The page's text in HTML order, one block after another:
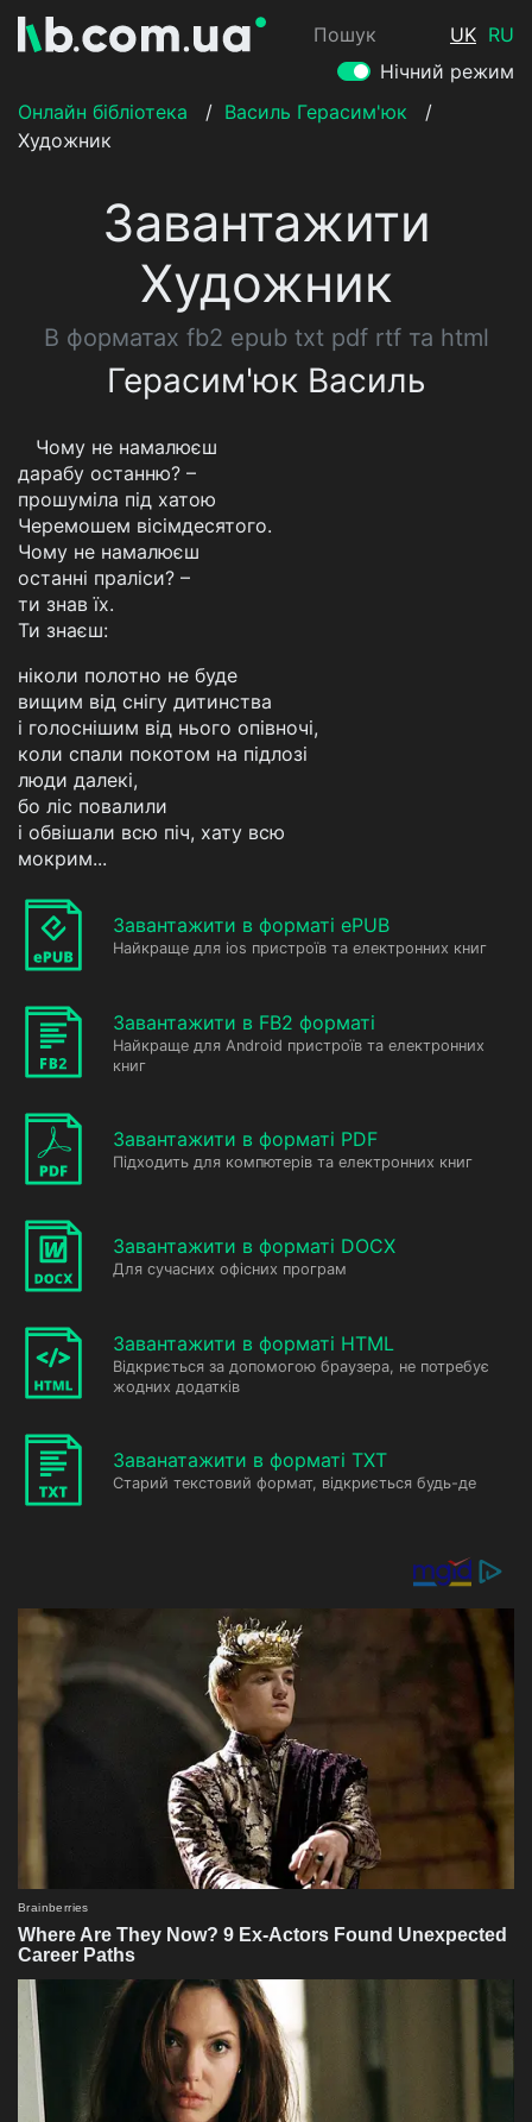
Пошук UK RU
Нічний режим
Онлайн бібліотека
/ Василь Герасим'юк
/
Художник
Завантажити
Художник
В форматах fb2 epub txt pdf rtf та html
Герасим'юк Василь
Чому не намалюєш
дарабу останню? –
прошуміла під хатою
Черемошем вісімдесятого.
Чому не намалюєш
останні праліси? –
ти знав їх.
Ти знаєш:
ніколи полотно не буде
вищим від снігу дитинства
і голоснішим від нього опівночі,
коли спали покотом на підлозі
люди далекі,
бо ліс повалили
і обвішали всю піч, хату всю
мокрим...
Завантажити в форматі ePUB
Найкраще для ios пристроїв та електронних книг
Завантажити в FB2 форматі
Найкраще для Android пристроїв та електронних
книг
Завантажити в форматі PDF
Підходить для компютерів та електронних книг
Завантажити в форматі DOCX
Для сучасних офісних програм
Завантажити в форматі HTML
Відкриється за допомогою браузера, не потребує
жодних додатків
Заванатажити в форматі TXT
Старий текстовий формат, відкриється будь-де